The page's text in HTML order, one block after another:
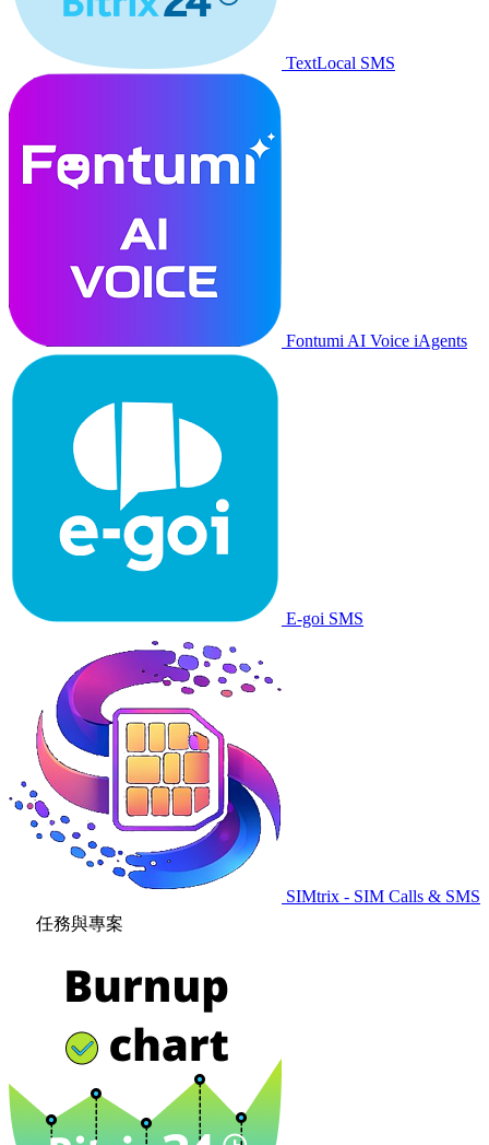
TextLocal SMS
Fontumi AI Voice iAgents
E-goi SMS
SIMtrix - SIM Calls & SMS
任務與專案